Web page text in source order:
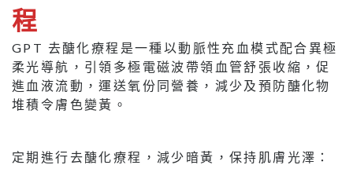
程
GPT 去醣化療程是一種以動脈性充血模式配合異極
柔光導航，引領多極電磁波帶領血管舒張收縮，促
進血液流動，運送氧份同營養，減少及預防醣化物
堆積令膚色變黃。
定期進行去醣化療程，減少暗黃，保持肌膚光澤：